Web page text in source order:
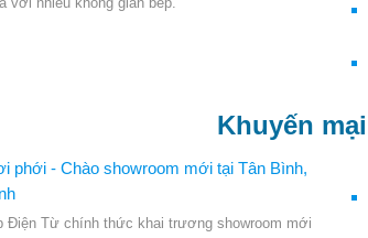
Khuyến
phới - Chào showroom mới tại Tân Bình,
Điện Từ chính thức khai trương showroom mới